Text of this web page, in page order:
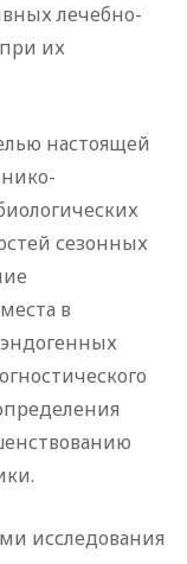
лечебно-
их
настоящей
сезонных
в
исследования